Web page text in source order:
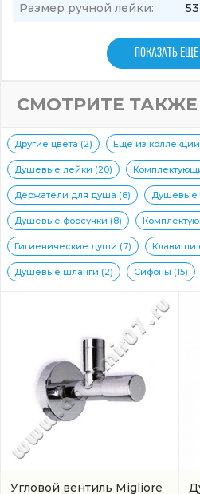
Размер ручной лейки:
ПОКАЗАТЬ
СМОТРИТЕ ТАКЖЕ
Другие цвета (2) Еще из
Душевые лейки (20)
Держатели для душа (8) Душевые
Душевые форсунки (8)
Гигиенические души (7) Клавиши
Душевые шланги (2) Сифоны (15)
Угловой вентиль Migliore